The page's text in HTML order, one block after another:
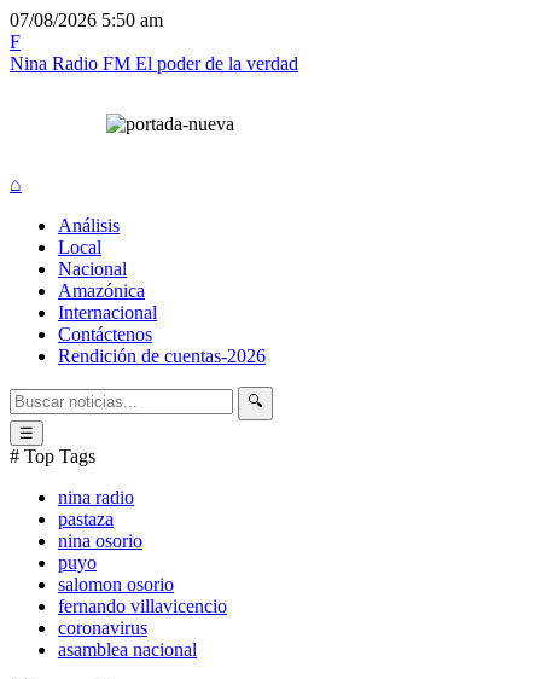
07/08/2026 5:50 am
F
Nina Radio FM El poder de la verdad
⌂
Análisis
Local
Nacional
Amazónica
Internacional
Contáctenos
Rendición de cuentas-2026
🔍
☰
# Top Tags
nina radio
pastaza
nina osorio
puyo
salomon osorio
fernando villavicencio
coronavirus
asamblea nacional